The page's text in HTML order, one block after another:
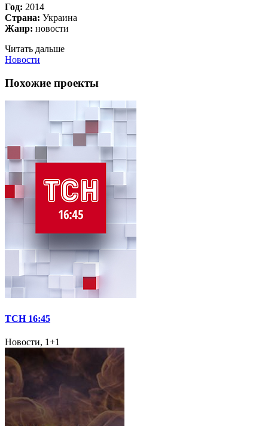
Год: 2014
Страна: Украина
Жанр: новости
Читать дальше
Новости
Похожие проекты
ТСН 16:45
Новости, 1+1